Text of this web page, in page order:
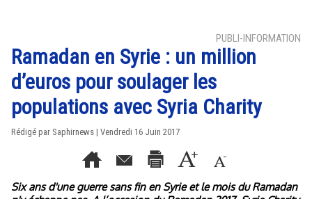
PUBLI-INFORMATION
Ramadan en Syrie : un million
d’euros pour soulager les
populations avec Syria Charity
Rédigé par Saphirnews | Vendredi 16 Juin 2017
Six ans d'une guerre sans fin en Syrie et le mois du Ramadan